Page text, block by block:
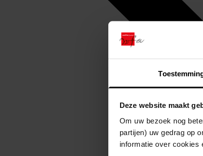
Deze website maakt
Om uw bezoek nog
partijen) uw gedrag op
informatie over cookies